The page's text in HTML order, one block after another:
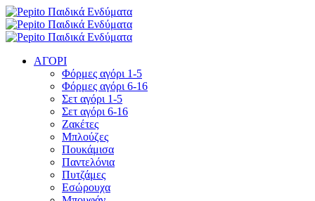
ΑΓΟΡΙ
Φόρμες αγόρι 1-5
Φόρμες αγόρι 6-16
Σετ αγόρι 1-5
Σετ αγόρι 6-16
Ζακέτες
Μπλούζες
Πουκάμισα
Παντελόνια
Πυτζάμες
Εσώρουχα